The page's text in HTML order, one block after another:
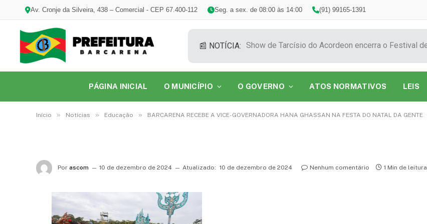
Av. Cronje da Silveira, 438 – Comercial - CEP 67.400-112 Seg. a sex. de 08:00 às 14:00 (91) 99165-1391
📰 NOTÍCIA:
PÁGINA INICIAL O MUNICÍPIO O GOVERNO ATOS NORMATIVOS LEIS
Início » Notícias » Educação » BARCARENA RECEBE A VICE-GOVERNADORA HANA GHASSAN NA FESTA DO NATAL DA GENTE
Por ascom 10 de dezembro de 2024 Atualizado: 10 de dezembro de 2024 Nenhum comentário 1 Min de leitura